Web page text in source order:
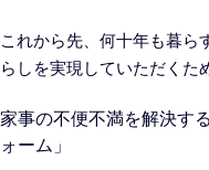
これから先、何十年も暮ら
らしを実現していただくた
家事の不便不満を解決す
ォーム」